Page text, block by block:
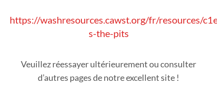
https://washresources.cawst.org/fr/resources/
s-the-pits
Veuillez réessayer ultérieurement ou consulter
d’autres pages de notre excellent site !